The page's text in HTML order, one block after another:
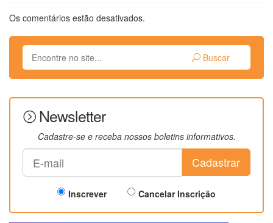
Os comentários estão desativados.
Buscar
Newsletter
Cadastre-se e receba nossos boletins informativos.
Cadastrar
Inscrever Cancelar Inscrição